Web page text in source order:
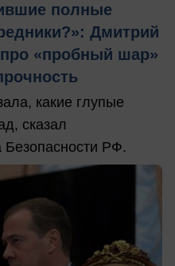
полные
Дмитрий
«пробный шар»
какие глупые
сказал
Безопасности РФ.